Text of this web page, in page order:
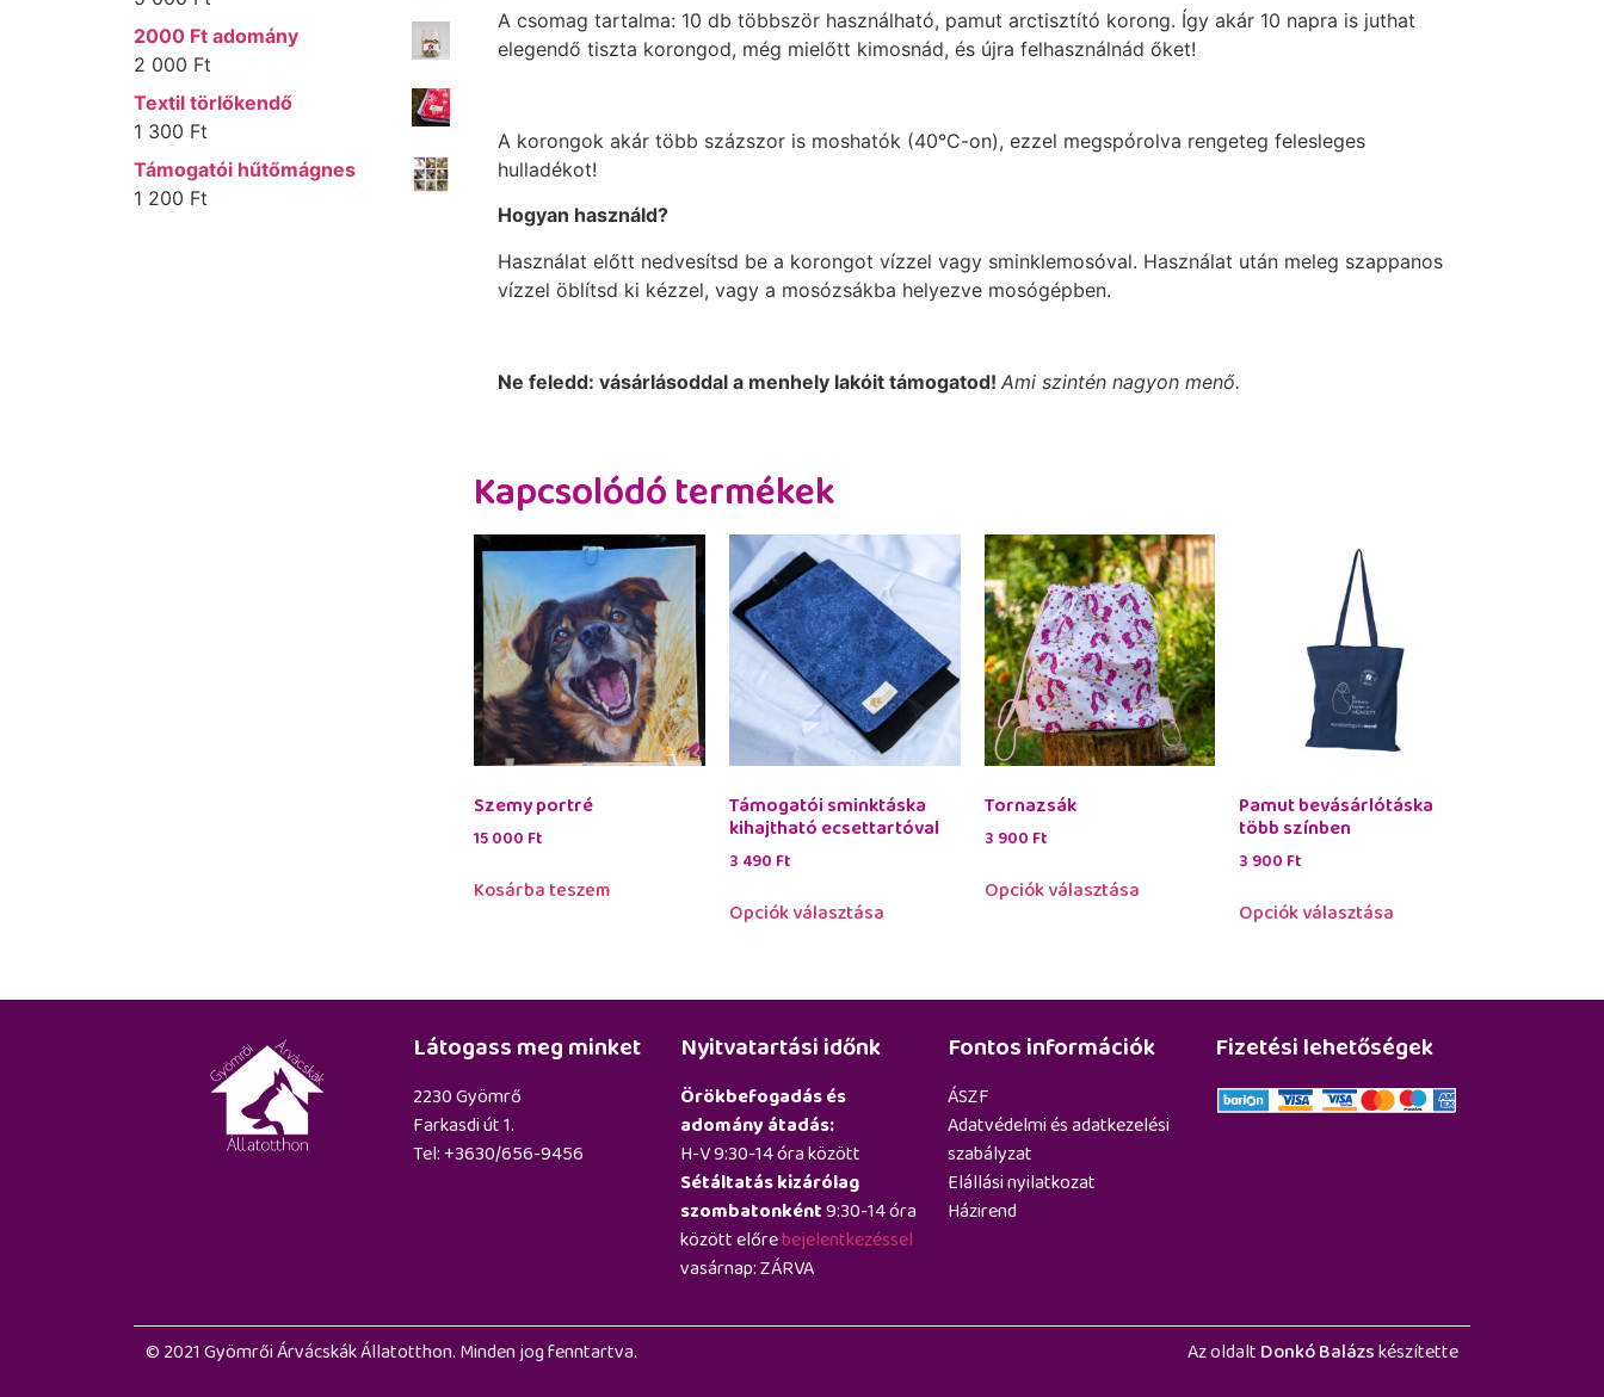
2000 Ft adomány
2 000 Ft
Textil törlőkendő
1 300 Ft
Támogatói hűtőmágnes
1 200 Ft
A csomag tartalma: 10 db többször használható, pamut arctisztító korong. Így akár 10 napra is juthat
elegendő tiszta korongod, még mielőtt kimosnád, és újra felhasználnád őket!
A korongok akár több százszor is moshatók (40°C-on), ezzel megspórolva rengeteg felesleges
hulladékot!
Hogyan használd?
Használat előtt nedvesítsd be a korongot vízzel vagy sminklemosóval. Használat után meleg szappanos
vízzel öblítsd ki kézzel, vagy a mosózsákba helyezve mosógépben.
Ne feledd: vásárlásoddal a menhely lakóit támogatod! Ami szintén nagyon menő.
Kapcsolódó termékek
Szemy portré
15 000 Ft
Kosárba teszem
Támogatói sminktáska
kihajtható ecsettartóval
3 490 Ft
Opciók választása
Tornazsák
3 900 Ft
Opciók választása
Pamut bevásárlótáska
több színben
3 900 Ft
Opciók választása
Látogass meg minket
2230 Gyömrő
Farkasdi út 1.
Tel: +3630/656-9456
Nyitvatartási időnk
Örökbefogadás és
adomány átadás:
H-V 9:30-14 óra között
Sétáltatás kizárólag
szombatonként9:30-14 óra
között előrebejelentkezéssel
vasárnap: ZÁRVA
Fontos információk
ÁSZF
Adatvédelmi és adatkezelési
szabályzat
Elállási nyilatkozat
Házirend
Fizetési lehetőségek
© 2021 Gyömrői Árvácskák Állatotthon. Minden jog fenntartva. Az oldalt Donkó Balázskészítette